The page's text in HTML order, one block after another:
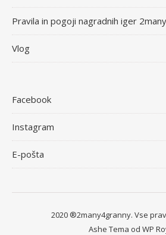
Pravila in pogoji nagradnih iger
Vlog
Facebook
Instagram
E-pošta
2020 ®2many4granny. Vse
Ashe Tema od WP